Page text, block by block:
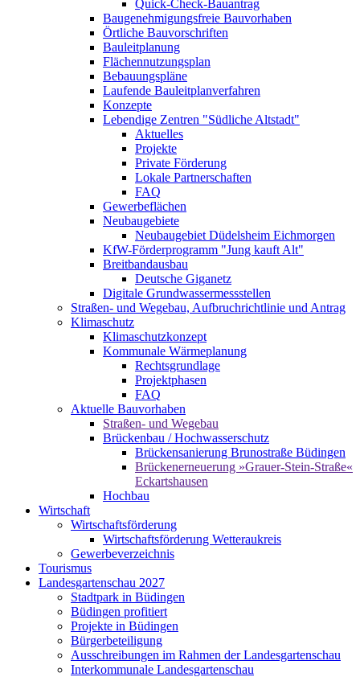
Quick-Check-Bauantrag
Baugenehmigungsfreie Bauvorhaben
Örtliche Bauvorschriften
Bauleitplanung
Flächennutzungsplan
Bebauungspläne
Laufende Bauleitplanverfahren
Konzepte
Lebendige Zentren "Südliche Altstadt"
Aktuelles
Projekte
Private Förderung
Lokale Partnerschaften
FAQ
Gewerbeflächen
Neubaugebiete
Neubaugebiet Düdelsheim Eichmorgen
KfW-Förderprogramm "Jung kauft Alt"
Breitbandausbau
Deutsche Giganetz
Digitale Grundwassermessstellen
Straßen- und Wegebau, Aufbruchrichtlinie und Antrag
Klimaschutz
Klimaschutzkonzept
Kommunale Wärmeplanung
Rechtsgrundlage
Projektphasen
FAQ
Aktuelle Bauvorhaben
Straßen- und Wegebau
Brückenbau / Hochwasserschutz
Brückensanierung Brunostraße Büdingen
Brückenerneuerung »Grauer-Stein-Straße«
Eckartshausen
Hochbau
Wirtschaft
Wirtschaftsförderung
Wirtschaftsförderung Wetteraukreis
Gewerbeverzeichnis
Tourismus
Landesgartenschau 2027
Stadtpark in Büdingen
Büdingen profitiert
Projekte in Büdingen
Bürgerbeteiligung
Ausschreibungen im Rahmen der Landesgartenschau
Interkommunale Landesgartenschau